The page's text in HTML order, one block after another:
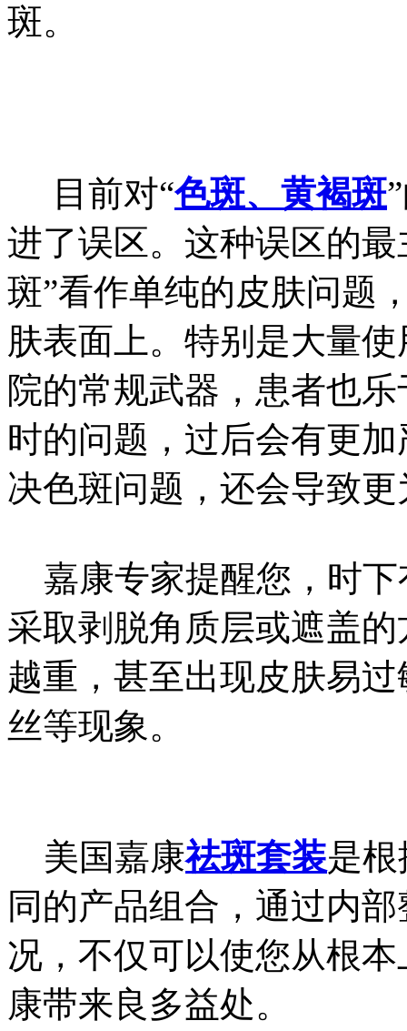
斑。
目前对“色斑、黄褐斑
进了误区。这种误区的
斑”看作单纯的皮肤问题
肤表面上。特别是大量
院的常规武器，患者也
时的问题，过后会有更
决色斑问题，还会导致
嘉康专家提醒您，时下
采取剥脱角质层或遮盖
越重，甚至出现皮肤易
丝等现象。
美国嘉康祛斑套装是
同的产品组合，通过内
况，不仅可以使您从根
康带来良多益处。